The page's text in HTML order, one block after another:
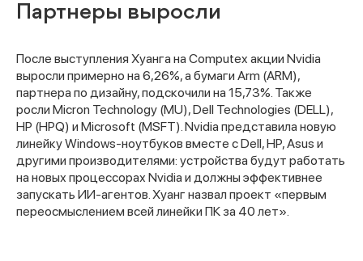
Партнеры выросли
После выступления Хуанга на Computex акции Nvidia
выросли примерно на 6,26%, а бумаги Arm (ARM),
партнера по дизайну, подскочили на 15,73%. Также
росли Micron Technology (MU), Dell Technologies (DELL),
HP (HPQ) и Microsoft (MSFT). Nvidia представила новую
линейку Windows-ноутбуков вместе с Dell, HP, Asus и
другими производителями: устройства будут работать
на новых процессорах Nvidia и должны эффективнее
запускать ИИ-агентов. Хуанг назвал проект «первым
переосмыслением всей линейки ПК за 40 лет».